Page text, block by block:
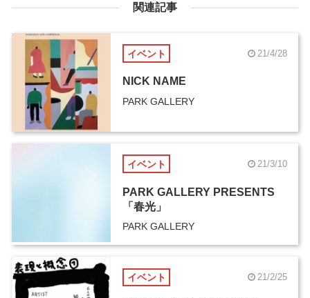
関連記事
イベント 21/4/28
NICK NAME
PARK GALLERY
イベント 21/3/10
PARK GALLERY PRESENTS
「春光」
PARK GALLERY
イベント 21/2/25